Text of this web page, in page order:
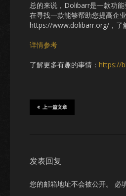
总的来说，Dolibarr是一款功
在寻找一款能够帮助您提高企
https://www.dolibarr.org/，了
详情参考
了解更多有趣的事情： https://
上一篇文章
发表回复
您的邮箱地址不会被公开。 必